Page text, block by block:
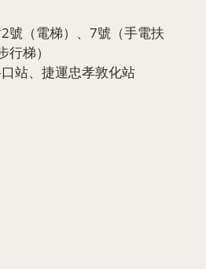
號（電梯）、7號（手電扶
梯）
站、捷運忠孝敦化站